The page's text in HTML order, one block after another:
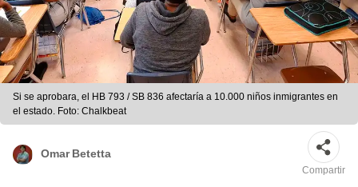
Si se aprobara, el HB 793 / SB 836 afectaría a 10.000 niños inmigrantes en
el estado. Foto: Chalkbeat
Omar Betetta
Compartir